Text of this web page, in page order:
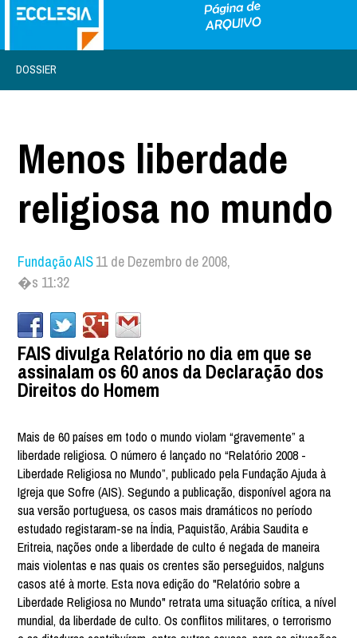
DOSSIER
Menos liberdade
religiosa no mundo
Fundação AIS11 de Dezembro de 2008,
�s 11:32
FAIS divulga Relatório no dia em que se
assinalam os 60 anos da Declaração dos
Direitos do Homem
Mais de 60 países em todo o mundo violam “gravemente” a
liberdade religiosa. O número é lançado no “Relatório 2008 -
Liberdade Religiosa no Mundo”, publicado pela Fundação Ajuda à
Igreja que Sofre (AIS). Segundo a publicação, disponível agora na
sua versão portuguesa, os casos mais dramáticos no período
estudado registaram-se na Índia, Paquistão, Arábia Saudita e
Eritreia, nações onde a liberdade de culto é negada de maneira
mais violentas e nas quais os crentes são perseguidos, nalguns
casos até à morte. Esta nova edição do "Relatório sobre a
Liberdade Religiosa no Mundo" retrata uma situação crítica, a nível
mundial, da liberdade de culto. Os conflitos militares, o terrorismo